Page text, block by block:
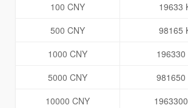
100 CNY
19633
500 CNY
98165
1000 CNY
196330
5000 CNY
981650
10000 CNY